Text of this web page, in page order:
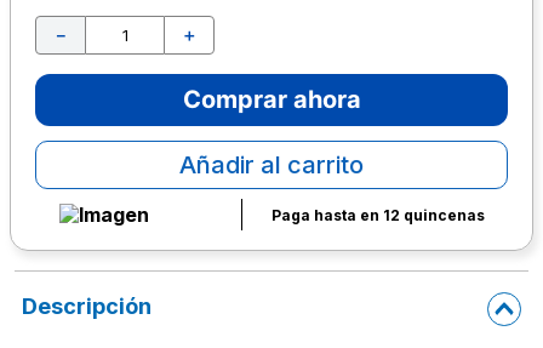
＋
－
Comprar ahora
Añadir al carrito
Paga hasta en 12 quincenas
Descripción
8.
sacapuntas
9.
lapiz